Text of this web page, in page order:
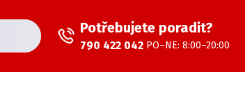
Potřebujete poradit?
790 422 042 PO–NE: 8:00–20:00